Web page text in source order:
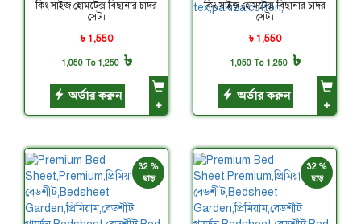
কিং সাইজ হোমটেক্স বিছানার চাদর
সেট।
৳ 1,550
1,050 To 1,250৳
অর্ডার করুন
+
কিং সাইজ হোমটেক্স বিছানার চাদর
সেট।
৳ 1,550
1,050 To 1,250৳
অর্ডার করুন
+
32 %
ছাড়
32 %
ছাড়